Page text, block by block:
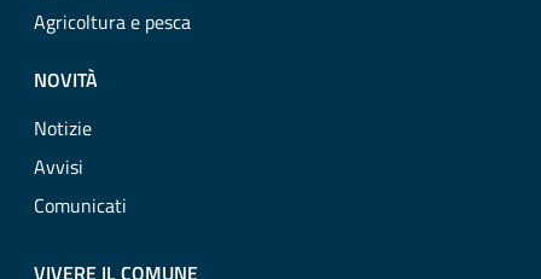
Agricoltura e pesca
NOVITÀ
Notizie
Avvisi
Comunicati